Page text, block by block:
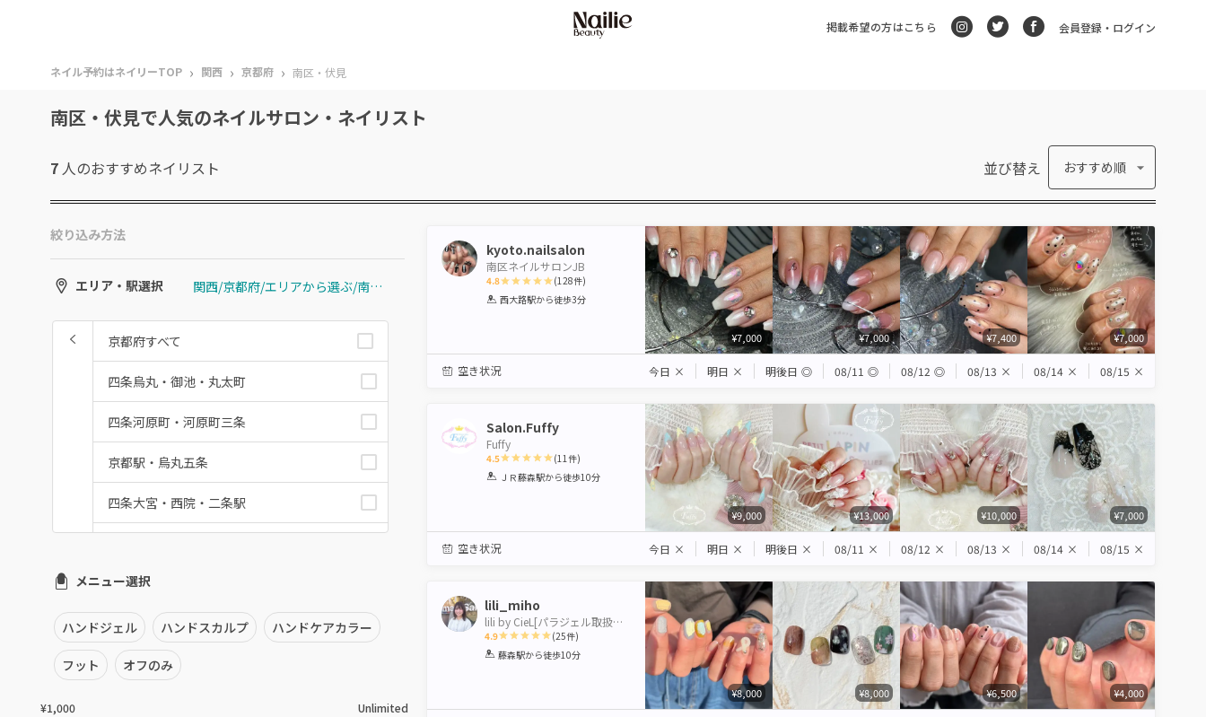
掲載希望の方はこちら 会員登録・ログイン
ネイル予約はネイリーTOP › 関西 › 京都府 › 南区・伏見
南区・伏見で人気のネイルサロン・ネイリスト
7 人のおすすめネイリスト 並び替え おすすめ順
絞り込み方法
エリア・駅選択 関西/京都府/エリアから選ぶ/南区・伏見
京都府すべて
四条烏丸・御池・丸太町
四条河原町・河原町三条
京都駅・烏丸五条
四条大宮・西院・二条駅
上京区・左京区・北区
山科・東山
南区・伏見
メニュー選択
ハンドジェル ハンドスカルプ ハンドケアカラー
フット オフのみ
¥1,000 Unlimited
kyoto.nailsalon
南区ネイルサロンJB
4.8
1 2 3 4 5
(128件)
西大路駅から徒歩3分
¥7,000 ¥7,000 ¥7,400 ¥7,000
空き状況 今日 × 明日 × 明後日 ◎ 08/11 ◎ 08/12 ◎ 08/13 × 08/14 × 08/15 ×
Salon.Fuffy
Fuffy
4.5
1 2 3 4 5
(11 件)
ＪＲ藤森駅から徒歩10分
¥9,000 ¥13,000 ¥10,000 ¥7,000
空き状況 今日 × 明日 × 明後日 × 08/11 × 08/12 × 08/13 × 08/14 × 08/15 ×
lili_miho
lili by CieL[パラジェル取扱い店]
4.9
1 2 3 4 5
(25件)
藤森駅から徒歩10分
¥8,000 ¥8,000 ¥6,500 ¥4,000